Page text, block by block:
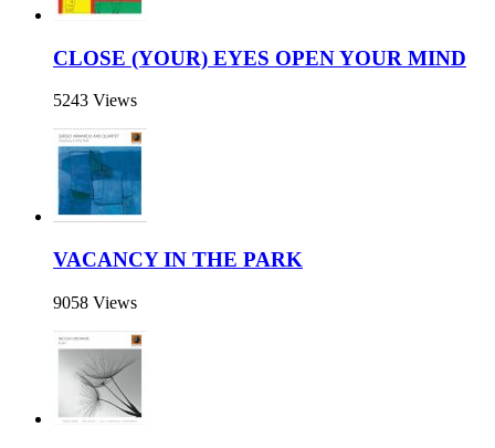
CLOSE (YOUR) EYES OPEN YOUR MIND
5243 Views
VACANCY IN THE PARK
9058 Views